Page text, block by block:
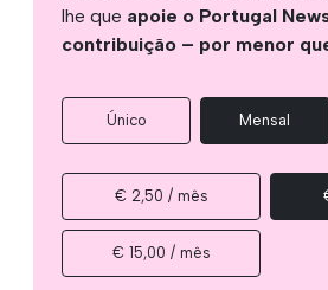
lhe que apoie o Portugal
contribuição – por menor
Único Mensal
€ 2,50 / mês
€ 15,00 / mês